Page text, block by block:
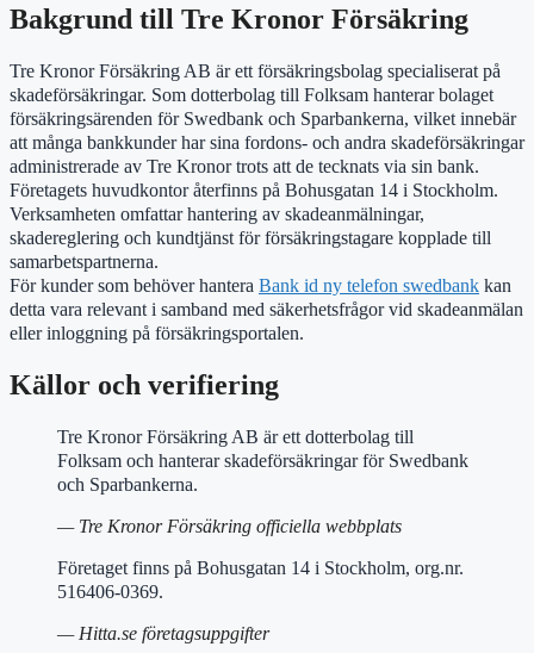
Bakgrund till Tre Kronor Försäkring
Tre Kronor Försäkring AB är ett försäkringsbolag specialiserat på
skadeförsäkringar. Som dotterbolag till Folksam hanterar bolaget
försäkringsärenden för Swedbank och Sparbankerna, vilket innebär
att många bankkunder har sina fordons- och andra skadeförsäkringar
administrerade av Tre Kronor trots att de tecknats via sin bank.
Företagets huvudkontor återfinns på Bohusgatan 14 i Stockholm.
Verksamheten omfattar hantering av skadeanmälningar,
skadereglering och kundtjänst för försäkringstagare kopplade till
samarbetspartnerna.
För kunder som behöver hantera Bank id ny telefon swedbank kan
detta vara relevant i samband med säkerhetsfrågor vid skadeanmälan
eller inloggning på försäkringsportalen.
Källor och verifiering
Tre Kronor Försäkring AB är ett dotterbolag till
Folksam och hanterar skadeförsäkringar för Swedbank
och Sparbankerna.
— Tre Kronor Försäkring officiella webbplats
Företaget finns på Bohusgatan 14 i Stockholm, org.nr.
516406-0369.
— Hitta.se företagsuppgifter